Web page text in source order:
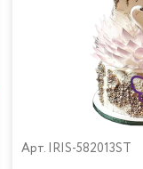
Арт. IRIS-582013ST